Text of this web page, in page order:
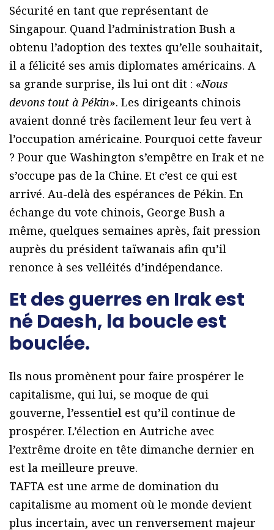
Sécurité en tant que représentant de
Singapour. Quand l’administration Bush a
obtenu l’adoption des textes qu’elle souhaitait,
il a félicité ses amis diplomates américains. A
sa grande surprise, ils lui ont dit : «Nous
devons tout à Pékin». Les dirigeants chinois
avaient donné très facilement leur feu vert à
l’occupation américaine. Pourquoi cette faveur
? Pour que Washington s’empêtre en Irak et ne
s’occupe pas de la Chine. Et c’est ce qui est
arrivé. Au-delà des espérances de Pékin. En
échange du vote chinois, George Bush a
même, quelques semaines après, fait pression
auprès du président taïwanais afin qu’il
renonce à ses velléités d’indépendance.
Et des guerres en Irak est
né Daesh, la boucle est
bouclée.
Ils nous promènent pour faire prospérer le
capitalisme, qui lui, se moque de qui
gouverne, l’essentiel est qu’il continue de
prospérer. L’élection en Autriche avec
l’extrême droite en tête dimanche dernier en
est la meilleure preuve.
TAFTA est une arme de domination du
capitalisme au moment où le monde devient
plus incertain, avec un renversement majeur